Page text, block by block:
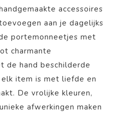
accessoires
aan je dagelijks
portemonneetjes met
charmante
de hand beschilderde
item is met liefde en
De vrolijke kleuren,
afwerkingen maken